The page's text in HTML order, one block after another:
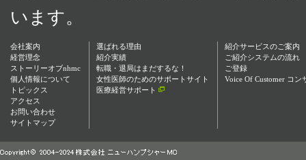
います。
会社案内
経営理念
ストーリーオブnhmc
個人情報について
トピックス
アクセス
お問い合わせ
サイトマップ
選ばれる理由
紹介実績
転職・退局はまだするな！
女性医師のためのサポートサイト
医療経営サポート
紹介サービスのご案内
ご紹介システムの流れ
ご登録
Voice Of Customer コ